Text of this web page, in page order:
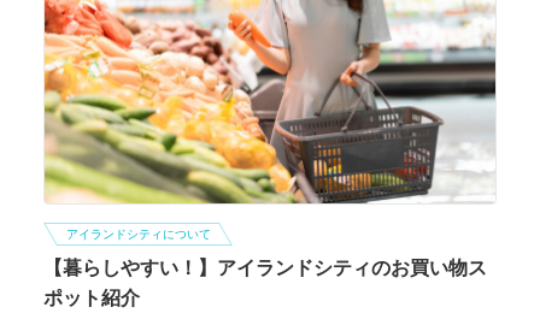
アイランドシティについて
【暮らしやすい！】アイランドシティのお買い物ス
ポット紹介